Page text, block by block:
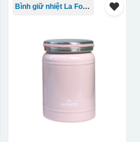
Bình giữ nhiệt La Fonte